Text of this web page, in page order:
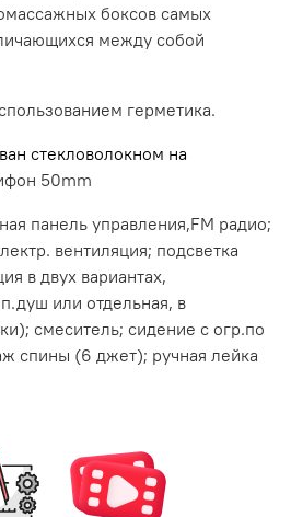
боксов самых
между собой
герметика.
стекловолокном на
50mm
панель управления,FM радио;
вентиляция; подсветка
в двух вариантах,
или отдельная, в
смеситель; сидение с огр.по
спины (6 джет); ручная лейка